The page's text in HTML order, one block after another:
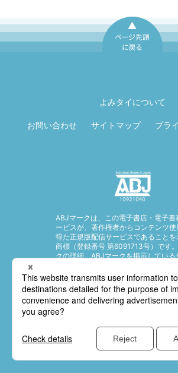
よみタイについて
お問い合わせ サイトマップ プラ
ABJマークは、この電子書店・電子書
ービスが、著作権者からコンテンツ使
得た正規版配信サービスであること
商標（登録番号 第6091713号）です
クの詳細、ABJマークを掲示している
© SHUEISHA Inc. All rights